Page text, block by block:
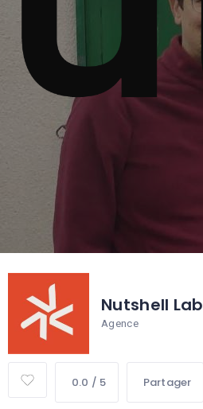
Nutshell Lab
Agence
0.0 / 5 Partager